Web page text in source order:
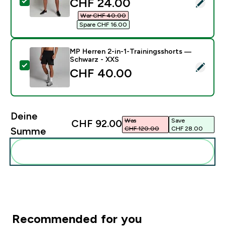
War CHF 40.00‎
Spare CHF 16.00‎
Dieses Produkt ausw�hlen - MP Herren 2-in-1-
MP Herren 2-in-1-Trainingsshorts —
Schwarz - XXS
CHF 40.00‎
Deine
Summe
CHF 92.00‎ Was
CHF 120.00‎
Save
CHF 28.00‎
Recommended for you